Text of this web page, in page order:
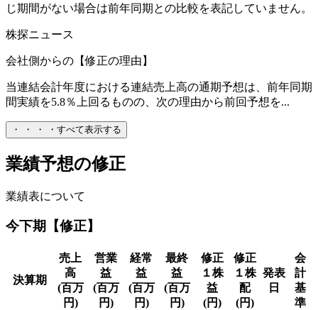
じ期間がない場合は前年同期との比較を表記していません。
株探ニュース
会社側からの【修正の理由】
当連結会計年度における連結売上高の通期予想は、前年同期
間実績を5.8％上回るものの、次の理由から前回予想を...
・ ・ ・ ・ すべて表示する
業績予想の修正
業績表について
今下期【修正】
決算期
売上
高
(百万
円)
営業
益
(百万
円)
経常
益
(百万
円)
最終
益
(百万
円)
修正
１株
益
(円)
修正
１株
配
(円)
発表
日
会
計
基
準